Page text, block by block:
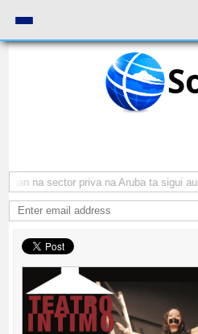
na sector priva na Aruba ta sigui